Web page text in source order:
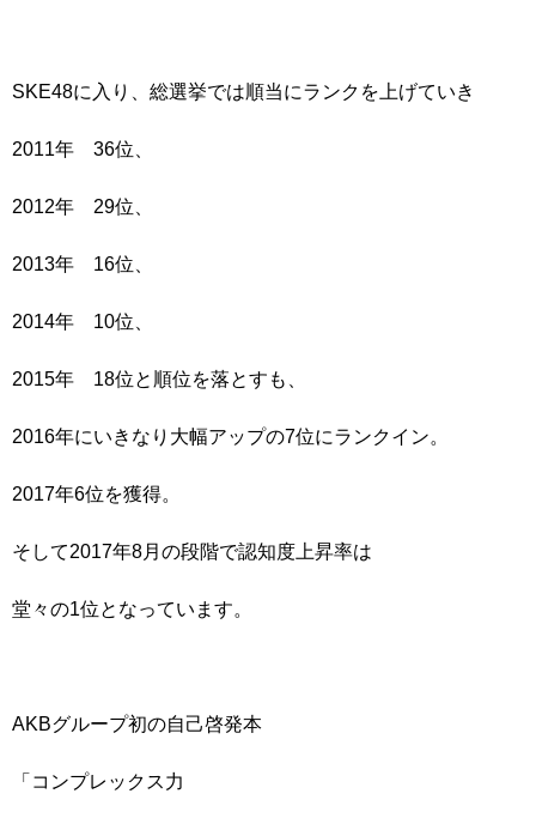
SKE48に入り、総選挙では順当にランクを上げていき
2011年 36位、
2012年 29位、
2013年 16位、
2014年 10位、
2015年 18位と順位を落とすも、
2016年にいきなり大幅アップの7位にランクイン。
2017年6位を獲得。
そして2017年8月の段階で認知度上昇率は
堂々の1位となっています。
AKBグループ初の自己啓発本
「コンプレックス力